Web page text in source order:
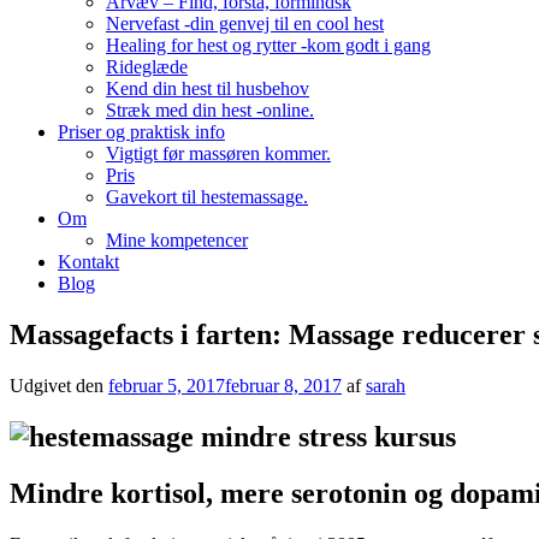
Nervefast -din genvej til en cool hest
Healing for hest og rytter -kom godt i gang
Rideglæde
Kend din hest til husbehov
Stræk med din hest -online.
Priser og praktisk info
Vigtigt før massøren kommer.
Pris
Gavekort til hestemassage.
Om
Mine kompetencer
Kontakt
Blog
Massagefacts i farten: Massage reducerer
Udgivet den februar 5, 2017februar 8, 2017 afsarah
Mindre kortisol, mere serotonin og